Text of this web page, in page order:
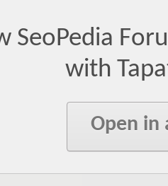
SeoPedia
with
Open in